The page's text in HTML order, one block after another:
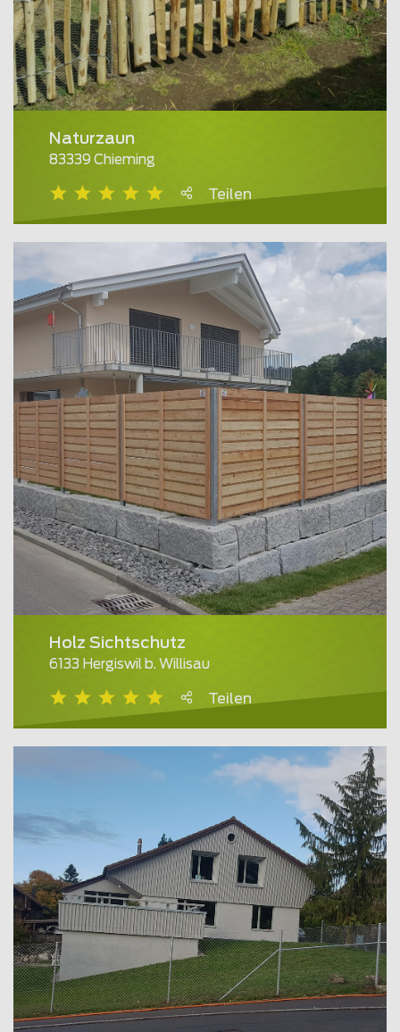
Naturzaun
83339 Chieming
Teilen
Holz Sichtschutz
6133 Hergiswil b. Willisau
Teilen